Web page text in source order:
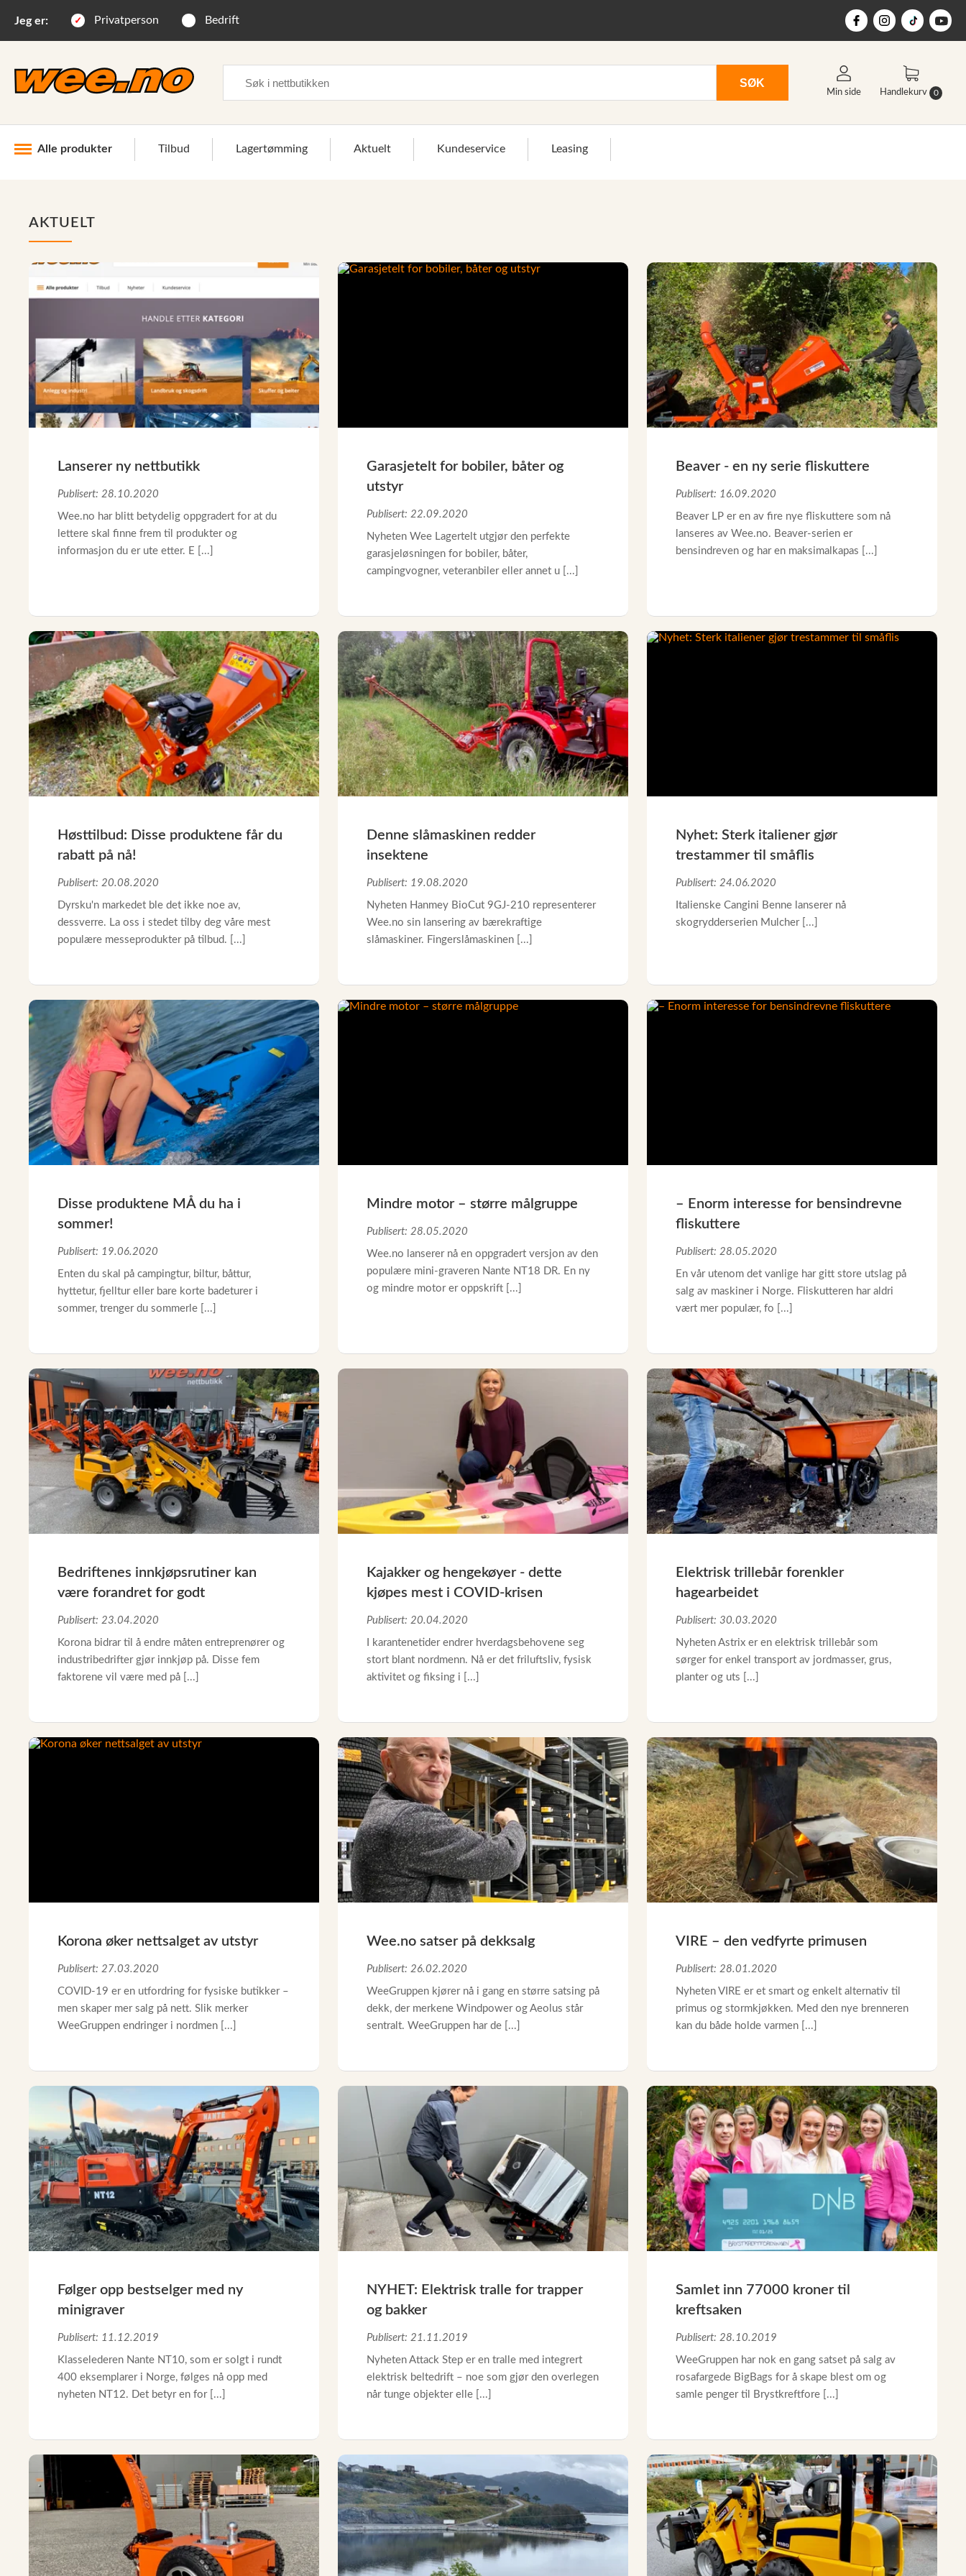
Jeg er: Privatperson Bedrift
SØK
Min side Handlekurv 0
Alle produkter Tilbud Lagertømming Aktuelt Kundeservice Leasing
Skogsutstyr
Landbruksutstyr
Hjem, hage, fritid og sjø
Reservedeler
Nye Wee produkter
Tilbud
Lagertømming
Kundeservice
Leasing
AKTUELT
Lanserer ny nettbutikk
Publisert: 28.10.2020
Wee.no har blitt betydelig oppgradert for at du
lettere skal finne frem til produkter og
informasjon du er ute etter. E [...]
Garasjetelt for bobiler, båter og
utstyr
Publisert: 22.09.2020
Nyheten Wee Lagertelt utgjør den perfekte
garasjeløsningen for bobiler, båter,
campingvogner, veteranbiler eller annet u [...]
Beaver - en ny serie fliskuttere
Publisert: 16.09.2020
Beaver LP er en av fire nye fliskuttere som nå
lanseres av Wee.no. Beaver-serien er
bensindreven og har en maksimalkapas [...]
Høsttilbud: Disse produktene får du
rabatt på nå!
Publisert: 20.08.2020
Dyrsku'n markedet ble det ikke noe av,
dessverre. La oss i stedet tilby deg våre mest
populære messeprodukter på tilbud. [...]
Denne slåmaskinen redder
insektene
Publisert: 19.08.2020
Nyheten Hanmey BioCut 9GJ-210 representerer
Wee.no sin lansering av bærekraftige
slåmaskiner. Fingerslåmaskinen [...]
Nyhet: Sterk italiener gjør
trestammer til småflis
Publisert: 24.06.2020
Italienske Cangini Benne lanserer nå
skogrydderserien Mulcher [...]
Disse produktene MÅ du ha i
sommer!
Publisert: 19.06.2020
Enten du skal på campingtur, biltur, båttur,
hyttetur, fjelltur eller bare korte badeturer i
sommer, trenger du sommerle [...]
Mindre motor – større målgruppe
Publisert: 28.05.2020
Wee.no lanserer nå en oppgradert versjon av den
populære mini-graveren Nante NT18 DR. En ny
og mindre motor er oppskrift [...]
– Enorm interesse for bensindrevne
fliskuttere
Publisert: 28.05.2020
En vår utenom det vanlige har gitt store utslag på
salg av maskiner i Norge. Fliskutteren har aldri
vært mer populær, fo [...]
Bedriftenes innkjøpsrutiner kan
være forandret for godt
Publisert: 23.04.2020
Korona bidrar til å endre måten entreprenører og
industribedrifter gjør innkjøp på. Disse fem
faktorene vil være med på [...]
Kajakker og hengekøyer - dette
kjøpes mest i COVID-krisen
Publisert: 20.04.2020
I karantenetider endrer hverdagsbehovene seg
stort blant nordmenn. Nå er det friluftsliv, fysisk
aktivitet og fiksing i [...]
Elektrisk trillebår forenkler
hagearbeidet
Publisert: 30.03.2020
Nyheten Astrix er en elektrisk trillebår som
sørger for enkel transport av jordmasser, grus,
planter og uts [...]
Korona øker nettsalget av utstyr
Publisert: 27.03.2020
COVID-19 er en utfordring for fysiske butikker –
men skaper mer salg på nett. Slik merker
WeeGruppen endringer i nordmen [...]
Wee.no satser på dekksalg
Publisert: 26.02.2020
WeeGruppen kjører nå i gang en større satsing på
dekk, der merkene Windpower og Aeolus står
sentralt. WeeGruppen har de [...]
VIRE – den vedfyrte primusen
Publisert: 28.01.2020
Nyheten VIRE er et smart og enkelt alternativ til
primus og stormkjøkken. Med den nye brenneren
kan du både holde varmen [...]
Følger opp bestselger med ny
minigraver
Publisert: 11.12.2019
Klasselederen Nante NT10, som er solgt i rundt
400 eksemplarer i Norge, følges nå opp med
nyheten NT12. Det betyr en for [...]
NYHET: Elektrisk tralle for trapper
og bakker
Publisert: 21.11.2019
Nyheten Attack Step er en tralle med integrert
elektrisk beltedrift – noe som gjør den overlegen
når tunge objekter elle [...]
Samlet inn 77000 kroner til
kreftsaken
Publisert: 28.10.2019
WeeGruppen har nok en gang satset på salg av
rosafargede BigBags for å skape blest om og
samle penger til Brystkreftfore [...]